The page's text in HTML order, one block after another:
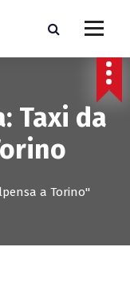
Taxi da
a Torino"